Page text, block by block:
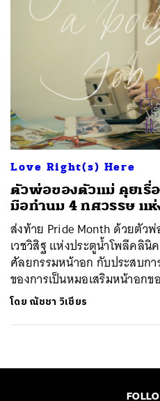
Love Right(s) Here
ตัวพ่อของตัวแม่ คุยเรื่
มือทำนม 4 ทศวรรษ แ
ส่งท้าย Pride Month ด้วยตัว
เวชวิสิฐ แห่งประตูน้ำโพลีคลินิ
ศัลยกรรมหน้าอก กับประสบก
ของการเป็นหมอเสริมหน้าอก
โดย ณัชชา วิเชียร
ค้นหา
SHARE TWEET